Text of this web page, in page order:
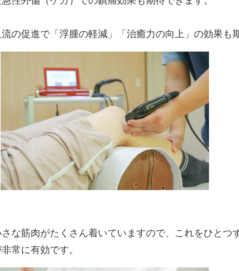
の促進で「浮腫の軽減」「治癒力の向上」の効果も
な筋肉がたくさん着いていますので、これをひとつ
常に有効です。